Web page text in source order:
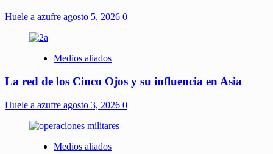
Huele a azufre agosto 5, 2026 0
Medios aliados
La red de los Cinco Ojos y su influencia en Asia
Huele a azufre agosto 3, 2026 0
Medios aliados